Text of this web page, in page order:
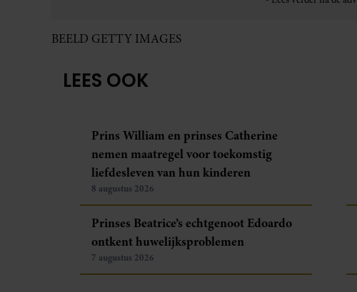
BEELD GETTY IMAGES
LEES OOK
Prins William en prinses Catherine
nemen maatregel voor toekomstig
liefdesleven van hun kinderen
8 augustus 2026
Prinses Beatrice’s echtgenoot Edoardo
ontkent huwelijksproblemen
7 augustus 2026